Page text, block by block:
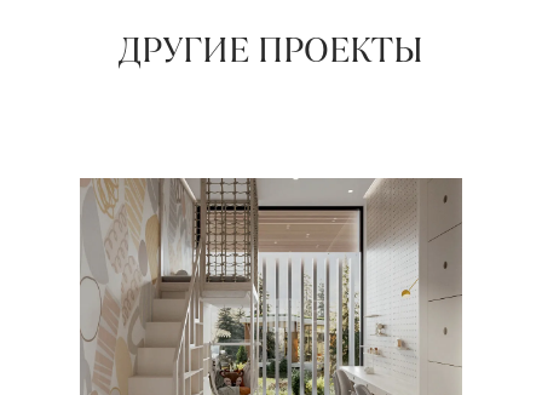
ДРУГИЕ ПРОЕКТЫ